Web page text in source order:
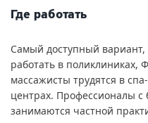
Где работать
Самый доступный
работать в поликлиниках,
массажисты трудятся в
центрах. Профессионалы
занимаются частной